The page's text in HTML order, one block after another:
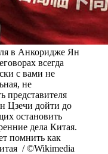
в Анкоридже Ян
всегда
с вами не
не
представителя
Цзечи дойти до
остановить
дела Китая.
помнить как
/ ©Wikimedia